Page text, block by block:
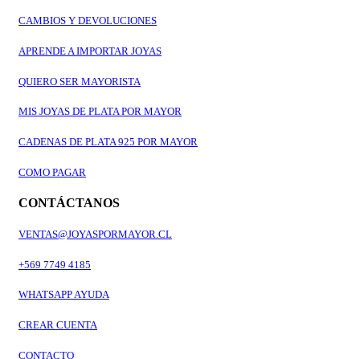
CAMBIOS Y DEVOLUCIONES
APRENDE A IMPORTAR JOYAS
QUIERO SER MAYORISTA
MIS JOYAS DE PLATA POR MAYOR
CADENAS DE PLATA 925 POR MAYOR
COMO PAGAR
CONTÁCTANOS
VENTAS@JOYASPORMAYOR.CL
+569 7749 4185
WHATSAPP AYUDA
CREAR CUENTA
CONTACTO